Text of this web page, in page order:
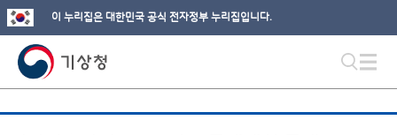
이 누리집은 대한민국 공식 전자정부 누리집입니다.